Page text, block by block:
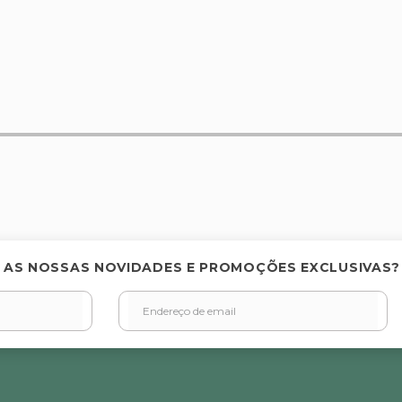
AS NOSSAS NOVIDADES E PROMOÇÕES